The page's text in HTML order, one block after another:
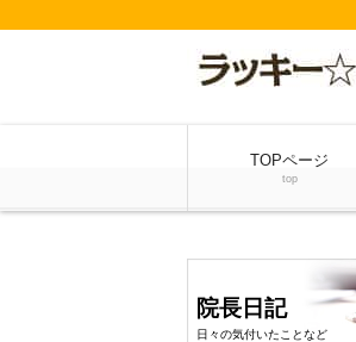
TOPページ
top
院長日記
日々の気付いたことなど